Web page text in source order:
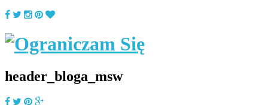
header_bloga_msw